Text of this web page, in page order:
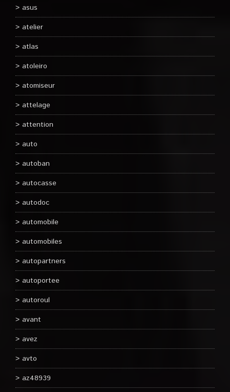
asus
atelier
atlas
atoleiro
atomiseur
attelage
attention
auto
autoban
autocasse
autodoc
automobile
automobiles
autopartners
autoportee
autoroul
avant
avez
avto
az48939